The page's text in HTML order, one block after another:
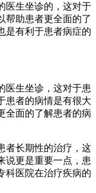
医生坐诊的，这对于
帮助患者更全面的了
是有利于患者病症的
医生坐诊，这对于患
患者的病情是有很大
全面的了解患者的病
者长期性的治疗，这
说更是重要一点，患
科医院在治疗疾病的